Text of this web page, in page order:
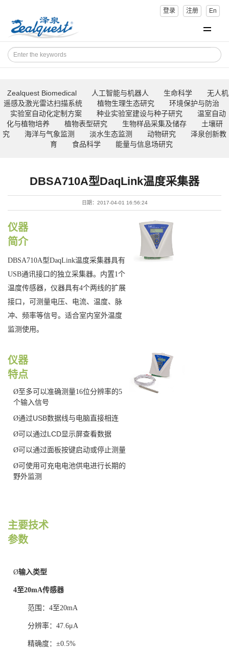
登录 注册 En
Zealquest Biomedical 人工智能与机器人 生命科学
无人机
遥感及激光雷达扫描系统
植物生理生态研究
环境保护与防治
实验室自动化定制方案
种业实验室建设与种子研究
温室自动
化与植物培养
植物表型研究 生物样品采集及储存
土壤研
究
海洋与气象监测 淡水生态监测 动物研究
泽泉创新教
育
食品科学 能量与信息场研究
DBSA710A型DaqLink温度采集器
日期：2017-04-01 16:56:24
仪器
简介
DBSA710A型DaqLink温度采集器具有
USB通讯接口的独立采集器。内置1个
温度传感器，仪器具有4个两线的扩展
接口，可测量电压、电流、温度、脉
冲、频率等信号。适合室内室外温度
监测使用。
仪器
特点
Ø至多可以准确测量16位分辨率的5
个输入信号
Ø通过USB数据线与电脑直接相连
Ø可以通过LCD显示屏查看数据
Ø可以通过面板按键启动或停止测量
Ø可使用可充电电池供电进行长期的
野外监测
主要技术
参数
Ø输入类型
4至20mA传感器
范围：4至20mA
分辨率：47.6μA
精确度：±0.5%